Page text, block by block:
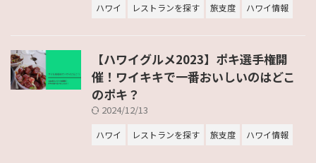
ハワイ レストランを探す 旅支度 ハワイ情報
【ハワイグルメ2023】ポキ選手権開
催！ワイキキで一番おいしいのはどこ
のポキ？
2024/12/13
ハワイ レストランを探す 旅支度 ハワイ情報